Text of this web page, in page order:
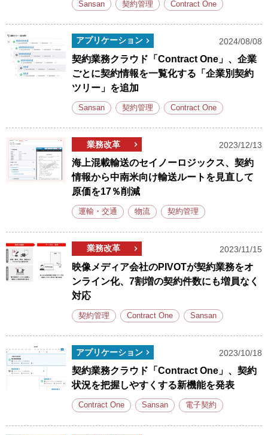
Sansan 契約管理 Contract One
アプリケーション 2024/08/08
契約業務クラウド「Contract One」、企業
ごとに契約情報を一覧化する「企業別契約
ツリー」を追加
Sansan 契約管理 Contract One
業務改革 2023/12/13
海上混載輸送のセイノーロジックス、契約
情報から中南米向け輸送ルートを見直して
原価を17％削減
運輸・交通 物流 契約管理
業務改革 2023/11/15
映像メディア会社のPIVOTが契約業務をオ
ンライン化、7割増の契約件数にも増員なく
対応
契約管理 Contract One Sansan
アプリケーション 2023/10/18
契約業務クラウド「Contract One」、契約
状況を把握しやすくする新機能を発表
Contract One Sansan 電子契約